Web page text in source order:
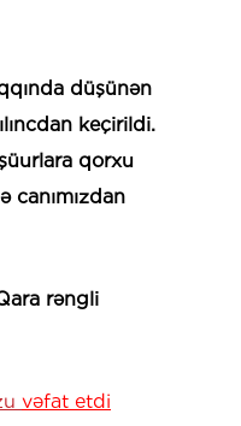
düşünən
keçirildi.
qorxu
canımızdan
rəngli
vəfat etdi